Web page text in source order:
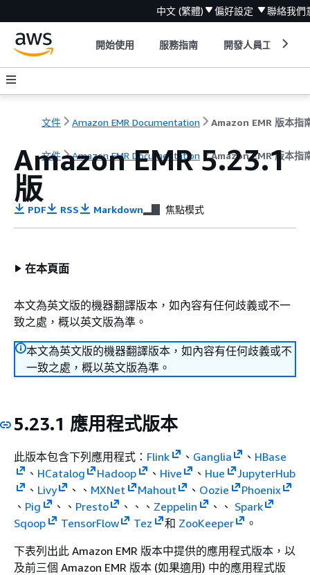
中文 (繁體) 偏好設定 聯絡我們
開始使用 服務指南 開發人員工具
文件 Amazon EMR Documentation Amazon EMR 版本指
文件 Amazon EMR Documentation Amazon EMR 版本指
Amazon EMR 5.23.1
版
PDF RSS Markdown 焦點模式
在本頁面
本文為英文版的機器翻譯版本，如內容有任何歧義或不一
致之處，概以英文版為準。
本文為英文版的機器翻譯版本，如內容有任何歧義或不
一致之處，概以英文版為準。
5.23.1 應用程式版本
此版本包含下列應用程式： Flink 、 Ganglia 、 HBase
、 HCatalog Hadoop 、 Hive 、 Hue
JupyterHub
、 Livy 、、 MXNet Mahout 、 Oozie
Phoenix
、 Pig 、、 Presto 、、、 Zeppelin 、、 Spark
Sqoop
TensorFlow Tez 和 ZooKeeper
。
下表列出此 Amazon EMR 版本中提供的應用程式版本，以
及前三個 Amazon EMR 版本 (如果適用) 中的應用程式版